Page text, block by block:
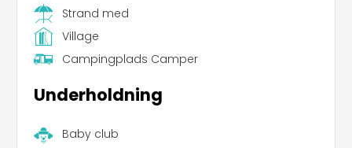
Strand med
Village
Campingplads Camper
Underholdning
Baby club